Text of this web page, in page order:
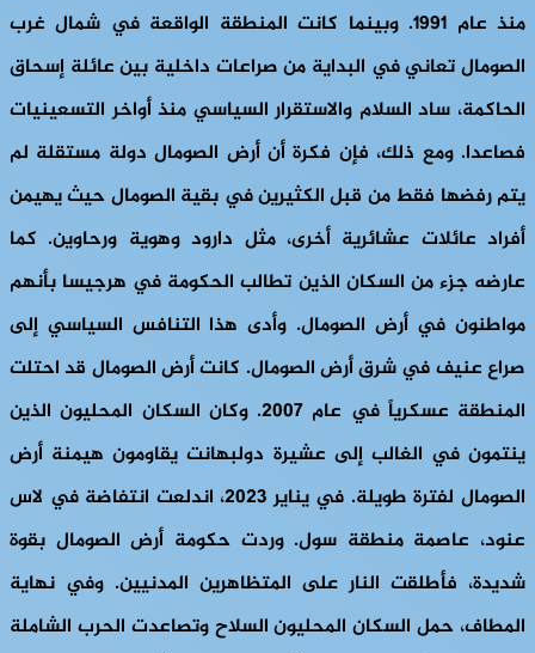
منذ عام 1991. وبينما كانت المنطقة الواقعة في شمال غرب
الصومال تعاني في البداية من صراعات داخلية بين عائلة إسحاق
الحاكمة، ساد السلام والاستقرار السياسي منذ أواخر التسعينيات
فصاعدا. ومع ذلك، فإن فكرة أن أرض الصومال دولة مستقلة لم
يتم رفضها فقط من قبل الكثيرين في بقية الصومال حيث يهيمن
أفراد عائلات عشائرية أخرى، مثل دارود وهوية ورحاوين. كما
عارضه جزء من السكان الذين تطالب الحكومة في هرجيسا بأنهم
مواطنون في أرض الصومال. وأدى هذا التنافس السياسي إلى
صراع عنيف في شرق أرض الصومال. كانت أرض الصومال قد احتلت
المنطقة عسكرياً في عام 2007. وكان السكان المحليون الذين
ينتمون في الغالب إلى عشيرة دولبهانت يقاومون هيمنة أرض
الصومال لفترة طويلة. في يناير 2023، اندلعت انتفاضة في لاس
عنود، عاصمة منطقة سول. وردت حكومة أرض الصومال بقوة
شديدة، فأطلقت النار على المتظاهرين المدنيين. وفي نهاية
المطاف، حمل السكان المحليون السلاح وتصاعدت الحرب الشاملة